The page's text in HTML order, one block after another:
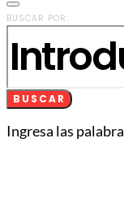
BUSCAR POR:
BUSCAR
Ingresa las